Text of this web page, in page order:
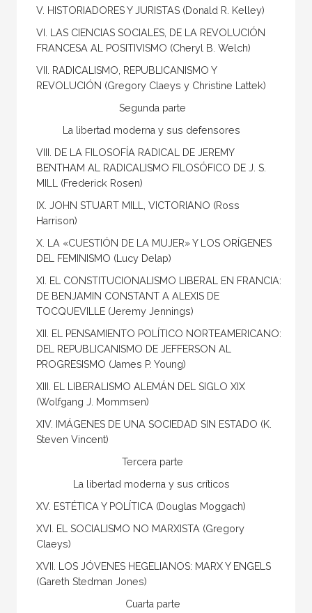
V. HISTORIADORES Y JURISTAS (Donald R. Kelley)
VI. LAS CIENCIAS SOCIALES, DE LA REVOLUCIÓN
FRANCESA AL POSITIVISMO (Cheryl B. Welch)
VII. RADICALISMO, REPUBLICANISMO Y
REVOLUCIÓN (Gregory Claeys y Christine Lattek)
Segunda parte
La libertad moderna y sus defensores
VIII. DE LA FILOSOFÍA RADICAL DE JEREMY
BENTHAM AL RADICALISMO FILOSÓFICO DE J. S.
MILL (Frederick Rosen)
IX. JOHN STUART MILL, VICTORIANO (Ross
Harrison)
X. LA «CUESTIÓN DE LA MUJER» Y LOS ORÍGENES
DEL FEMINISMO (Lucy Delap)
XI. EL CONSTITUCIONALISMO LIBERAL EN FRANCIA:
DE BENJAMIN CONSTANT A ALEXIS DE
TOCQUEVILLE (Jeremy Jennings)
XII. EL PENSAMIENTO POLÍTICO NORTEAMERICANO:
DEL REPUBLICANISMO DE JEFFERSON AL
PROGRESISMO (James P. Young)
XIII. EL LIBERALISMO ALEMÁN DEL SIGLO XIX
(Wolfgang J. Mommsen)
XIV. IMÁGENES DE UNA SOCIEDAD SIN ESTADO (K.
Steven Vincent)
Tercera parte
La libertad moderna y sus críticos
XV. ESTÉTICA Y POLÍTICA (Douglas Moggach)
XVI. EL SOCIALISMO NO MARXISTA (Gregory
Claeys)
XVII. LOS JÓVENES HEGELIANOS: MARX Y ENGELS
(Gareth Stedman Jones)
Cuarta parte